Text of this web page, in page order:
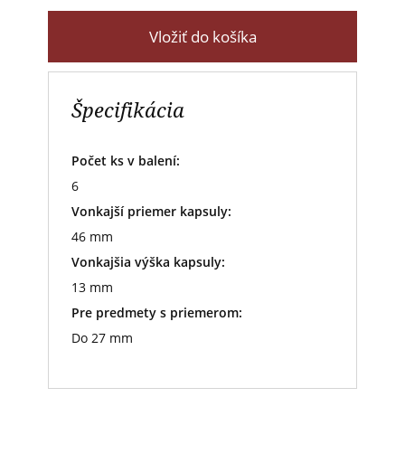
Vložiť do košíka
Špecifikácia
Počet ks v balení:
6
Vonkajší priemer kapsuly:
46 mm
Vonkajšia výška kapsuly:
13 mm
Pre predmety s priemerom:
Do 27 mm